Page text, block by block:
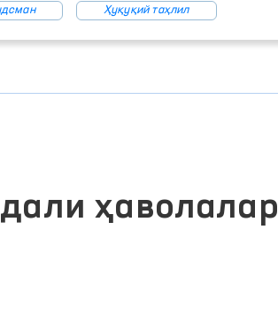
Ҳуқуқий таҳлил
ҳаволалар